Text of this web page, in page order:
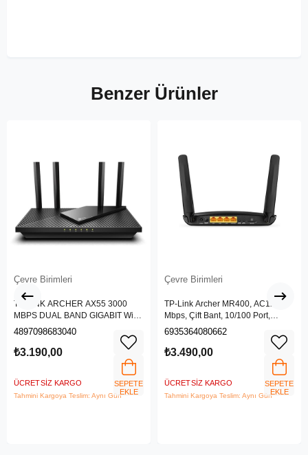
Benzer Ürünler
Çevre Birimleri
TP-LINK ARCHER AX55 3000
MBPS DUAL BAND GIGABIT Wi-Fi
6 ROUTER
4897098683040
₺3.190,00
ÜCRETSIZ KARGO
Tahmini Kargoya Teslim: Aynı Gün
SEPETE
EKLE
Çevre Birimleri
TP-Link Archer MR400, AC1200
Mbps, Çift Bant, 10/100 Port,
4G/3G SIM Yuvası, Kablosuz 4G
6935364080662
₺3.490,00
ÜCRETSIZ KARGO
Tahmini Kargoya Teslim: Aynı Gün
SEPETE
EKLE